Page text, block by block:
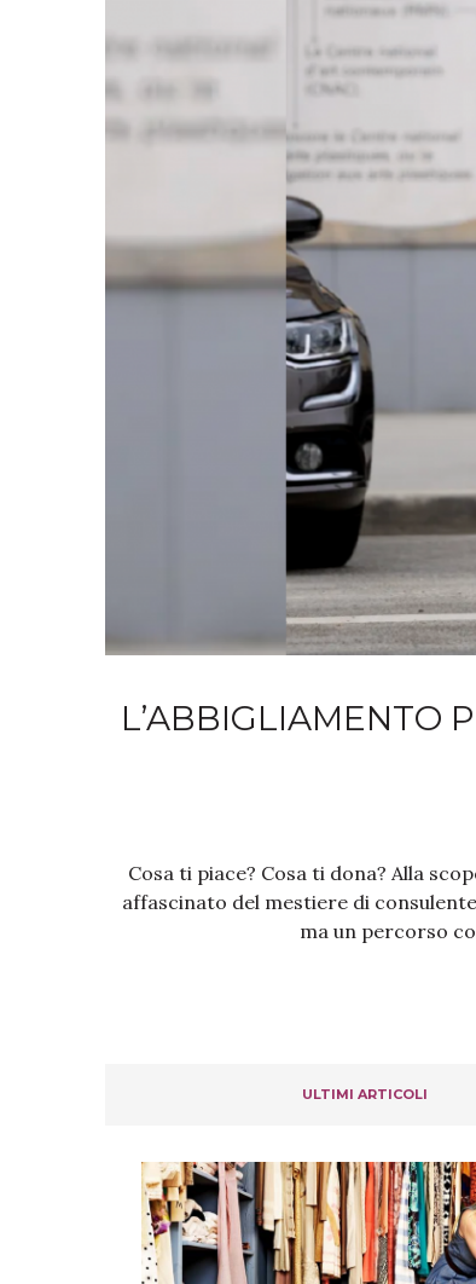
L’ABBIGLIAMENTO
Cosa ti piace? Cosa ti dona? Alla
affascinato del mestiere di
ma un percorso
ULTIMI ARTICOLI